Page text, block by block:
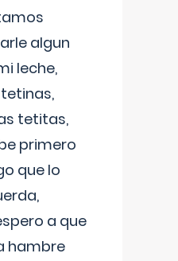
algun
leche,
tetitas,
primero
que lo
a que
hambre